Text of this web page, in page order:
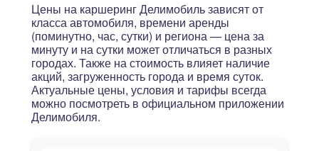
Цены на каршеринг Делимобиль зависят от
класса автомобиля, времени аренды
(поминутно, час, сутки) и региона — цена за
минуту и на сутки может отличаться в разных
городах. Также на стоимость влияет наличие
акций, загруженность города и время суток.
Актуальные цены, условия и тарифы всегда
можно посмотреть в официальном приложении
Делимобиля.